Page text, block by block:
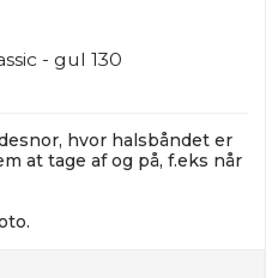
- gul 130
hvor halsbåndet er
at tage af og på, f.eks når